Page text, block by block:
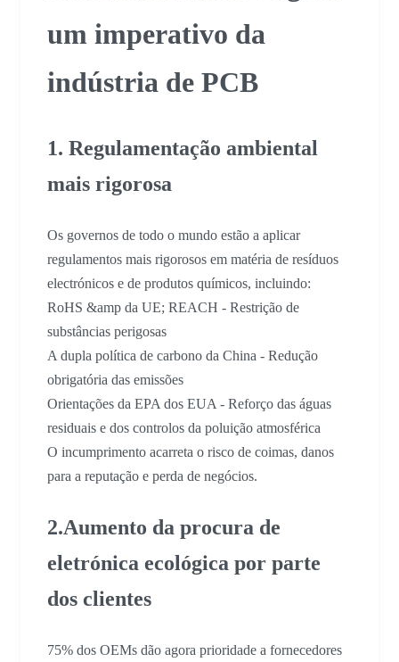
um imperativo da
indústria de PCB
1. Regulamentação ambiental
mais rigorosa
Os governos de todo o mundo estão a aplicar
regulamentos mais rigorosos em matéria de resíduos
electrónicos e de produtos químicos, incluindo:
RoHS &amp da UE; REACH - Restrição de
substâncias perigosas
A dupla política de carbono da China - Redução
obrigatória das emissões
Orientações da EPA dos EUA - Reforço das águas
residuais e dos controlos da poluição atmosférica
O incumprimento acarreta o risco de coimas, danos
para a reputação e perda de negócios.
2.Aumento da procura de
eletrónica ecológica por parte
dos clientes
75% dos OEMs dão agora prioridade a fornecedores